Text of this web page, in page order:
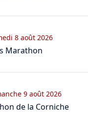
8 août 2026
Marathon
9 août 2026
de la Corniche